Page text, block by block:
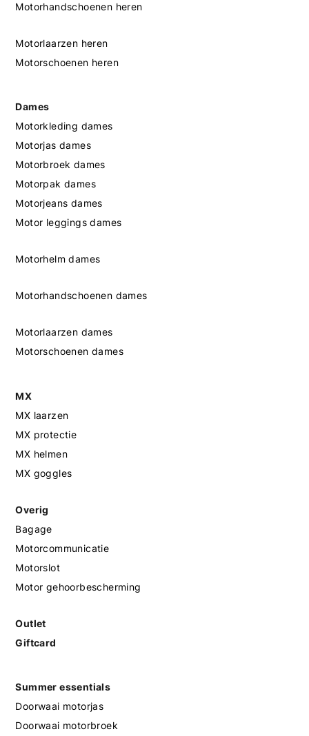
Motorhandschoenen heren
Motorlaarzen heren
Motorschoenen heren
Dames
Motorkleding dames
Motorjas dames
Motorbroek dames
Motorpak dames
Motorjeans dames
Motor leggings dames
Motorhelm dames
Motorhandschoenen dames
Motorlaarzen dames
Motorschoenen dames
MX
MX laarzen
MX protectie
MX helmen
MX goggles
Overig
Bagage
Motorcommunicatie
Motorslot
Motor gehoorbescherming
Outlet
Giftcard
Summer essentials
Doorwaai motorjas
Doorwaai motorbroek